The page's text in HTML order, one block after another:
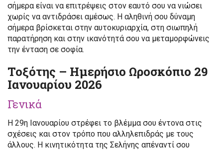
σήμερα είναι να επιτρέψεις στον εαυτό σου να νιώσει
χωρίς να αντιδράσει αμέσως. Η αληθινή σου δύναμη
σήμερα βρίσκεται στην αυτοκυριαρχία, στη σιωπηλή
παρατήρηση και στην ικανότητά σου να μεταμορφώνεις
την ένταση σε σοφία.
Τοξότης – Ημερήσιο Ωροσκόπιο 29
Ιανουαρίου 2026
Γενικά
Η 29η Ιανουαρίου στρέφει το βλέμμα σου έντονα στις
σχέσεις και στον τρόπο που αλληλεπιδράς με τους
άλλους. Η κινητικότητα της Σελήνης απέναντί σου